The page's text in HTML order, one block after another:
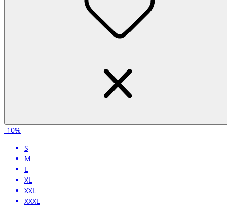
-10%
S
M
L
XL
XXL
XXXL